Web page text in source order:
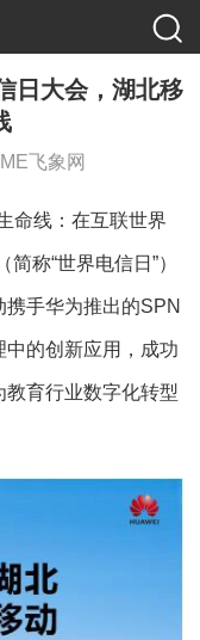
日大会，湖北移
飞象网
命线：在互联世界
称“世界电信日”）
手华为推出的SPN
的创新应用，成功
育行业数字化转型